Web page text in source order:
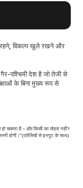
रहने, विकल्प खुले रखने और
पश्चिमी देश है जो तेजी से
के बिना मुख्य रूप से
सकता है – और किसी का मोहरा नहीं?
होगी।”(एजेंसियों से इनपुट के साथ)